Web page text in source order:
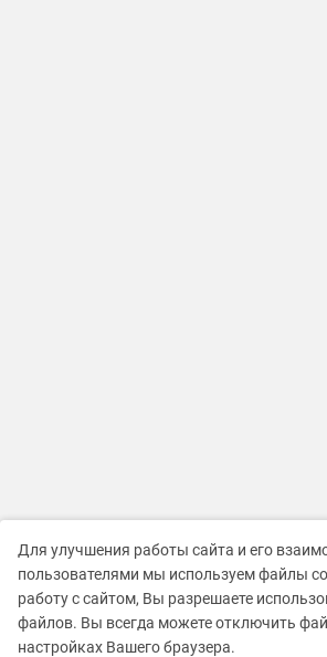
Для улучшения работы сайта и его
пользователями мы используем файлы
работу с сайтом, Вы разрешаете
файлов. Вы всегда можете отключить
настройках Вашего браузера.